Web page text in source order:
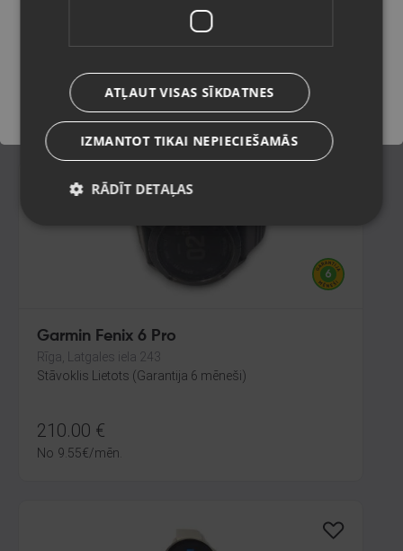
Stāvoklis Lietots (Garantija 6 mēneši)
155.00 €
7.05€/mēn.
Garmin Fenix 6 Pro
Rīga, Latgales iela 243
Stāvoklis Lietots (Garantija 6 mēneši)
210.00 €
No 9.55€/mēn.
Saglabāt
ATĻAUT VISAS SĪKDATNES
IZMANTOT TIKAI NEPIECIEŠAMĀS
RĀDĪT DETAĻAS